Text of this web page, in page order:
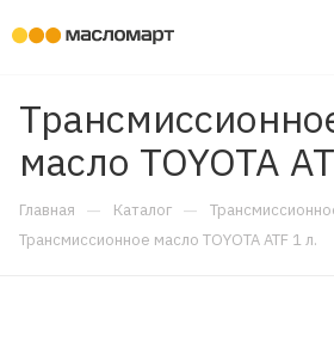
масло TOYOTA
Главная — Каталог —
Трансмиссионное масло TOYOTA ATF 1 л.